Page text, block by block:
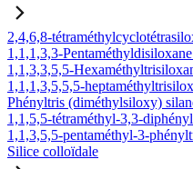
2,4,6,8-
1,1,1,3,3-
1,1,3,3,5,5-
1,1,1,3,5,5,5-
Phényltris (diméthylsiloxy)
1,1,5,5-tétraméthyl-3,3-
1,1,3,5,5-pentaméthyl-3-
Silice colloïdale